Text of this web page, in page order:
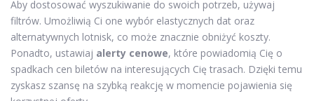
Aby dostosować wyszukiwanie do swoich potrzeb, używaj
filtrów. Umożliwią Ci one wybór elastycznych dat oraz
alternatywnych lotnisk, co może znacznie obniżyć koszty.
Ponadto, ustawiaj alerty cenowe, które powiadomią Cię o
spadkach cen biletów na interesujących Cię trasach. Dzięki temu
zyskasz szansę na szybką reakcję w momencie pojawienia się